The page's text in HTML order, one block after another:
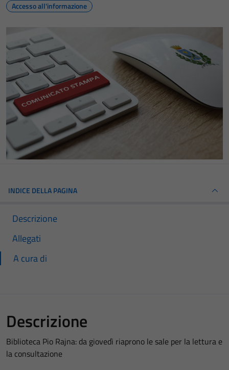
Accesso all'informazione
INDICE DELLA PAGINA
Descrizione
Allegati
A cura di
Descrizione
Biblioteca Pio Rajna: da giovedì riaprono le sale per la lettura e
la consultazione